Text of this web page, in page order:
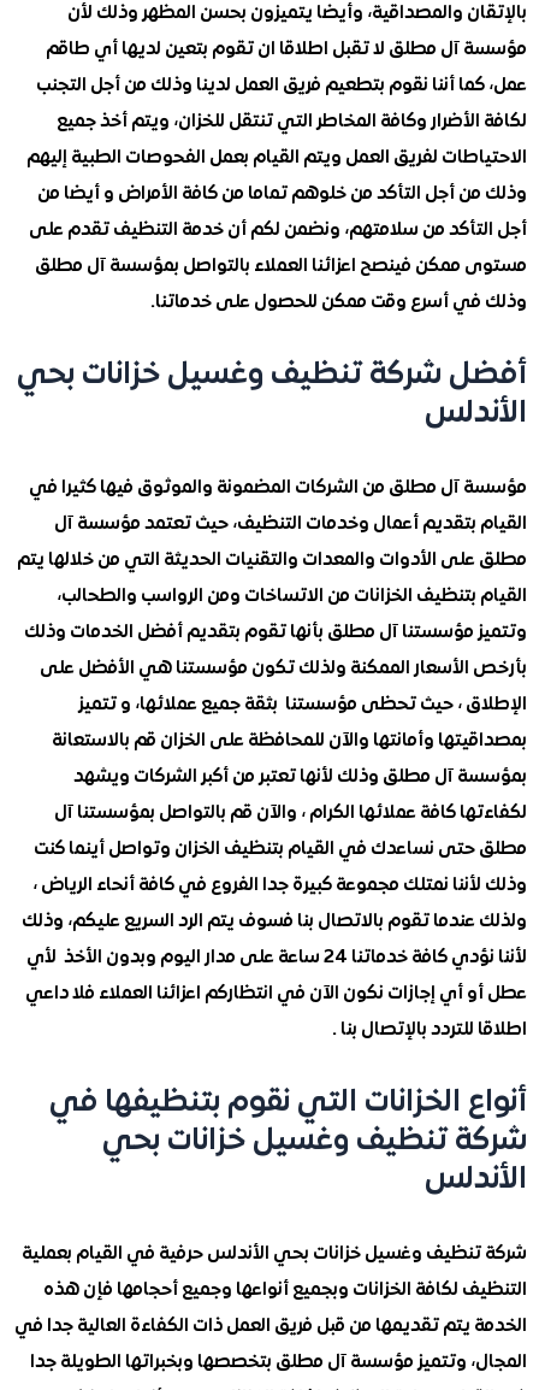
والمصداقية، وأيضا يتميزون بحسن المظهر وذلك لأن
مطلق لا تقبل اطلاقا ان تقوم بتعين لديها أي طاقم
أننا نقوم بتطعيم فريق العمل لدينا وذلك من أجل التجنب
وكافة المخاطر التي تنتقل للخزان، ويتم أخذ جميع
لفريق العمل ويتم القيام بعمل الفحوصات الطبية إليهم
أجل التأكد من خلوهم تماما من كافة الأمراض و أيضا من
من سلامتهم، ونضمن لكم أن خدمة التنظيف تقدم على
فينصح اعزائنا العملاء بالتواصل بمؤسسة آل مطلق
أسرع وقت ممكن للحصول على خدماتنا.
شركة تنظيف وغسيل خزانات بحي
مطلق من الشركات المضمونة والموثوق فيها كثيرا في
بتقديم أعمال وخدمات التنظيف، حيث تعتمد مؤسسة آل
الأدوات والمعدات والتقنيات الحديثة التي من خلالها يتم
بتنظيف الخزانات من الاتساخات ومن الرواسب والطحالب،
مؤسستنا آل مطلق بأنها تقوم بتقديم أفضل الخدمات وذلك
الممكنة ولذلك تكون مؤسستنا هي الأفضل على
، حيث تحظى مؤسستنا بثقة جميع عملائها، و تتميز
وأمانتها والآن للمحافظة على الخزان قم بالاستعانة
آل مطلق وذلك لأنها تعتبر من أكبر الشركات ويشهد
كافة عملائها الكرام ، والآن قم بالتواصل بمؤسستنا آل
نساعدك في القيام بتنظيف الخزان وتواصل أينما كنت
نمتلك مجموعة كبيرة جدا الفروع في كافة أنحاء الرياض ،
تقوم بالاتصال بنا فسوف يتم الرد السريع عليكم، وذلك
لأننا نؤدي كافة خدماتنا 24 ساعة على مدار اليوم وبدون الأخذ لأي
إجازات نكون الآن في انتظاركم اعزائنا العملاء فلا داعي
بالإتصال بنا .
الخزانات التي نقوم بتنظيفها في
تنظيف وغسيل خزانات بحي
وغسيل خزانات بحي الأندلس حرفية في القيام بعملية
لكافة الخزانات وبجميع أنواعها وجميع أحجامها فإن هذه
يتم تقديمها من قبل فريق العمل ذات الكفاءة العالية جدا في
وتتميز مؤسسة آل مطلق بتخصصها وبخبراتها الطويلة جدا